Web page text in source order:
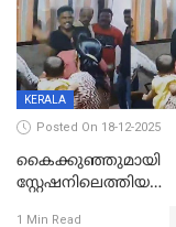
KERALA
Posted On 18-12-2025
കൈക്കുഞ്ഞുമായി
സ്റ്റേഷനിലെത്തിയ
1 Min Read